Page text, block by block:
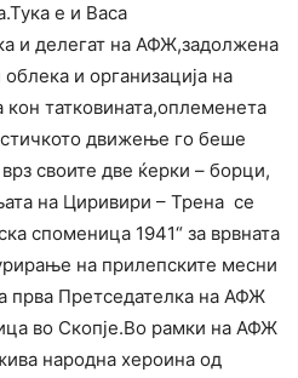
е и Васа
и делегат на АФЖ,задолжена
и организација на
татковината,оплеменета
движење го беше
своите две ќерки – борци,
на Циривири – Трена се
споменица 1941“ за врвната
на прилепските месни
прва Претседателка на АФЖ
во Скопје.Во рамки на АФЖ
народна хероина од